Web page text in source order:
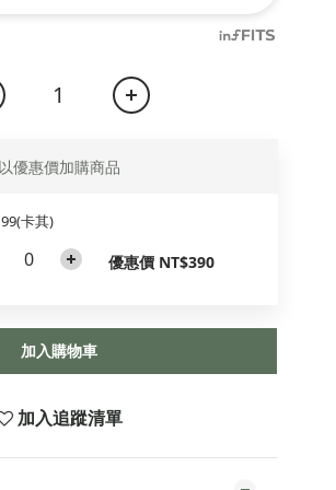
優惠價加購商品
卡其)
優惠價 NT$390
加入購物車
加入追蹤清單